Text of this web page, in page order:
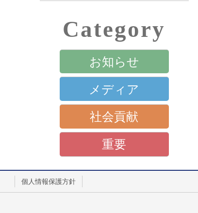
Category
お知らせ
メディア
社会貢献
重要
個人情報保護方針